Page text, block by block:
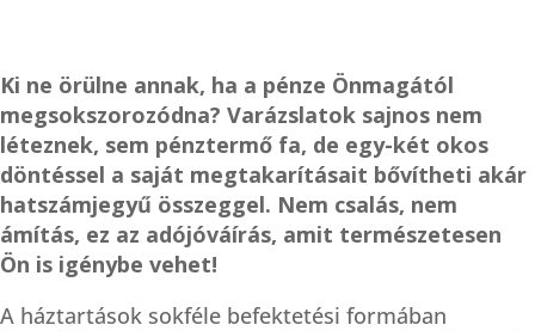
Ki ne örülne annak, ha a pénze Önmagától
megsokszorozódna? Varázslatok sajnos nem
léteznek, sem pénztermő fa, de egy-két okos
döntéssel a saját megtakarításait bővítheti akár
hatszámjegyű összeggel. Nem csalás, nem
ámítás, ez az adójóváírás, amit természetesen
Ön is igénybe vehet!
A háztartások sokféle befektetési formában